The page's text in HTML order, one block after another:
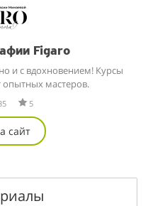
Figaro
и с вдохновением! Курсы
опытных мастеров.
5
сайт